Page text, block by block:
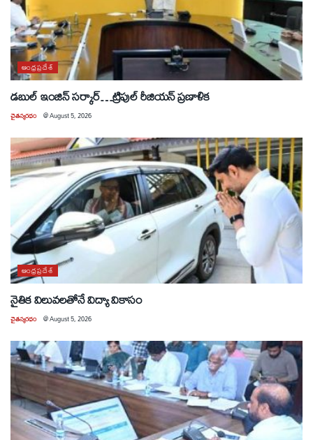
ఆంధ్రప్రదేశ్
డబుల్ ఇంజిన్ సర్కార్…ట్రిపుల్ రీజియన్ ప్రణాళిక
చైతన్యరధం @August 5, 2026
ఆంధ్రప్రదేశ్
నైతిక విలువలతోనే విద్యా వికాసం
చైతన్యరధం @August 5, 2026